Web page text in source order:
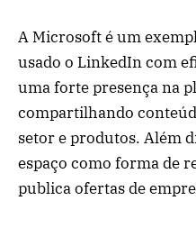
A Microsoft é um
usado o LinkedIn com
uma forte presença na
compartilhando
setor e produtos. Além
espaço como forma de
publica ofertas de